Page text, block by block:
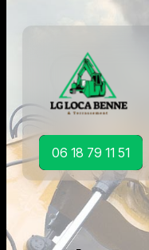
06 18 79 11 51